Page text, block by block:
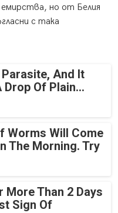
но от Белия
с така
And It
Drop Of Plain...
Worms Will Come
The Morning. Try
More Than 2 Days
Sign Of